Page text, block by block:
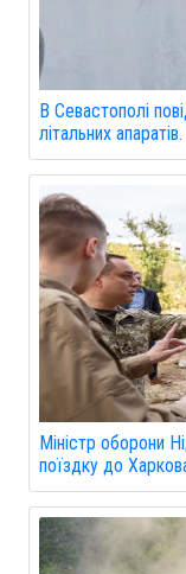
В Севастополі
літальних апаратів.
Міністр оборони
поїздку до